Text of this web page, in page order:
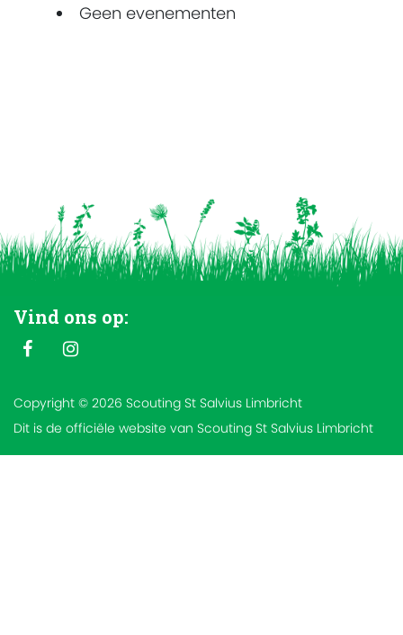
Geen evenementen
Vind ons op:
Copyright © 2026 Scouting St Salvius Limbricht
Dit is de officiële website van Scouting St Salvius Limbricht